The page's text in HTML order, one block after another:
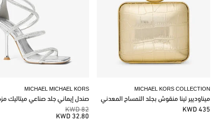
MICHAEL MICHAEL KORS
صندل إيماني جلد صناعي ميتاليك
82 KWD
32.80 KWD
MICHAEL KORS COLLECTION
ميناوديير تينا منقوش بجلد التمساح المعدني
435 KWD